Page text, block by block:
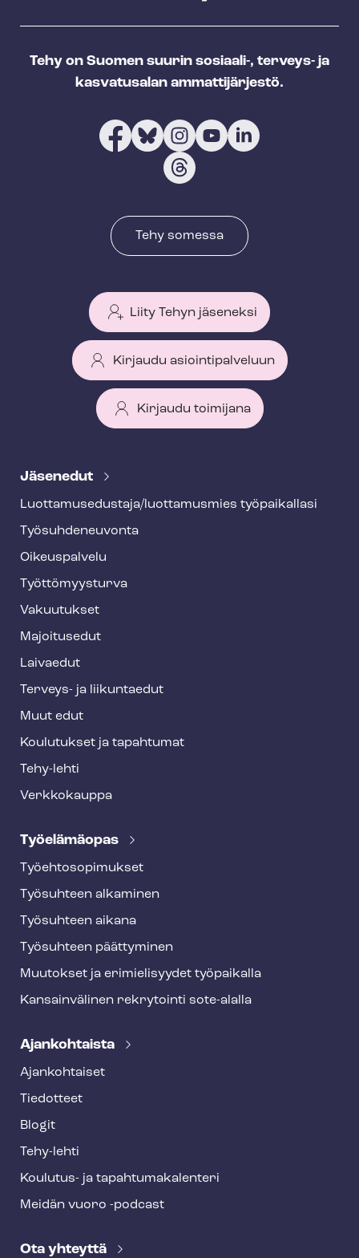
Tehy on Suomen suurin sosiaali-, terveys- ja
kasvatusalan ammattijärjestö.
Tehy somessa
Liity Tehyn jäseneksi
Kirjaudu asiointipalveluun
Kirjaudu toimijana
e
f
o
o
t
e
Jäsenedut
Luot­ta­muse­dus­ta­ja/luottamusmies työpaikallasi
Työ­suh­de­neu­von­ta
Oikeuspalvelu
Työt­tö­myys­tur­va
Vakuutukset
Majoitusedut
Laivaedut
Terveys- ja liikuntaedut
Muut edut
Koulutukset ja tapahtumat
Tehy-lehti
Verkkokauppa
Työelämäopas
Työ­eh­to­so­pi­muk­set
Työsuhteen alkaminen
Työsuhteen aikana
Työsuhteen päättyminen
Muutokset ja erimielisyydet työpaikalla
Kansainvälinen rekrytointi sote-alalla
Ajankohtaista
Ajankohtaiset
Tiedotteet
Blogit
Tehy-lehti
Koulutus- ja ta­pah­tu­ma­ka­len­te­ri
Meidän vuoro -podcast
Ota yhteyttä